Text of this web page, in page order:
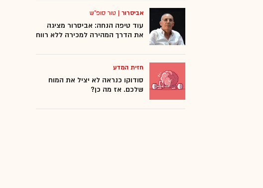
אביסרור| טור סופ"ש
עוד טיפה הנחה: אביסרור מציגה
את הדרך המהירה למכירה ללא רווח
חזית המדע
סודוקו כנראה לא יציל את המוח
שלכם. אז מה כן?